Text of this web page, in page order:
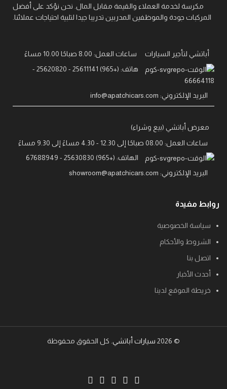
مكرسة لخدمة العملاء والقيمة مقابل المال. نحن نؤكد على أفضل
المركبات جودة والموظفين المدربين تدريبا جيدا لتلبية احتياجات عملائنا.
أباتشي لتأجير السيارات
ساعات العمل: 8.00 صباحًا 10.00 مساءً
هاتف: (+965) 25611141 - 25620820 -
66664118
البريد الإلكتروني: info@apatchicars.com
معرض أباتشي (بيع وشراء)
ساعات العمل: 08.00 صباحًا إلى 12.30 - 4.30 مساءً إلى 9.30 مساءً
الهاتف: (+965) 25630830 - 67688949
البريد الإلكتروني: showroom@apatchicars.com
روابط مفيدة
سياسة الخصوصية
الشروط والأحكام
اتصل بنا
أحدث الأخبار
خريطة الموقع لدينا
© 2026 سيارات أباتشي. كل الحقوق محفوظة